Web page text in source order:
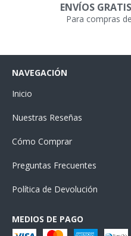
ENVÍOS
Para compras
NAVEGACIÓN
Inicio
Nuestras Reseñas
Cómo Comprar
Preguntas Frecuentes
Política de Devolución
MEDIOS DE PAGO